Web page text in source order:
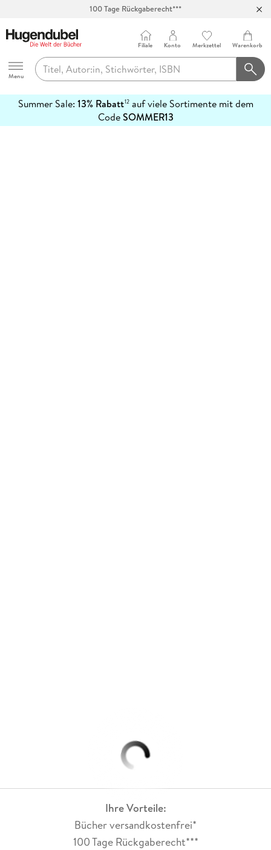
100 Tage Rückgaberecht***
Hugendubel
Menu
Filiale Konto Merkzettel Warenkorb
Summer Sale: 13% Rabatt12auf viele Sortimente mit dem
CodeSOMMER13
erfahren
Ihre Vorteile:
Bücher versandkostenfrei*
100 Tage Rückgaberecht***